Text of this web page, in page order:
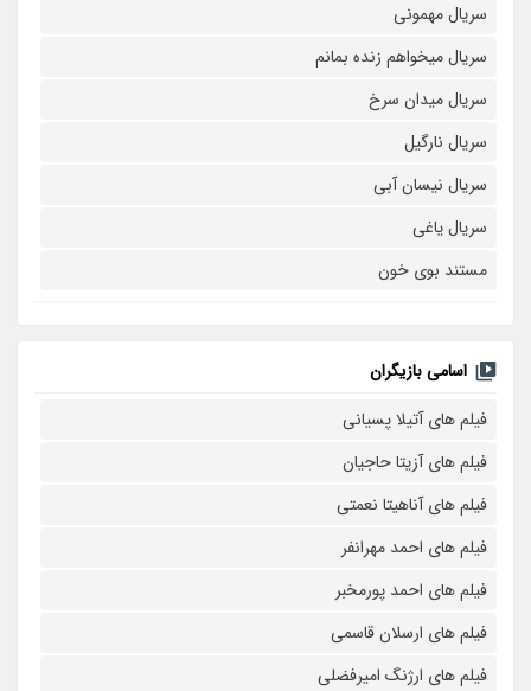
سریال مهمونی
سریال میخواهم زنده بمانم
سریال میدان سرخ
سریال نارگیل
سریال نیسان آبی
سریال یاغی
مستند بوی خون
اسامی بازیگران
فیلم های آتیلا پسیانی
فیلم های آزیتا حاجیان
فیلم های آناهیتا نعمتی
فیلم های احمد مهرانفر
فیلم های احمد پورمخبر
فیلم های ارسلان قاسمی
فیلم های ارژنگ امیرفضلی